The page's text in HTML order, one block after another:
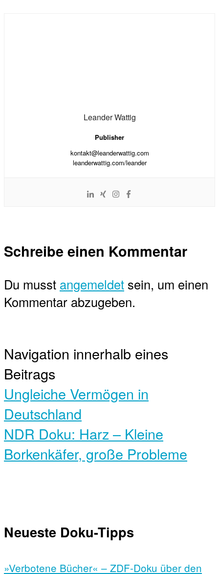
Leander Wattig
Publisher
kontakt@leanderwattig.com
leanderwattig.com/leander
Schreibe einen Kommentar
Du musst angemeldet sein, um einen
Kommentar abzugeben.
Navigation innerhalb eines
Beitrags
Ungleiche Vermögen in
Deutschland
NDR Doku: Harz – Kleine
Borkenkäfer, große Probleme
Neueste Doku-Tipps
»Verbotene Bücher« – ZDF-Doku über den